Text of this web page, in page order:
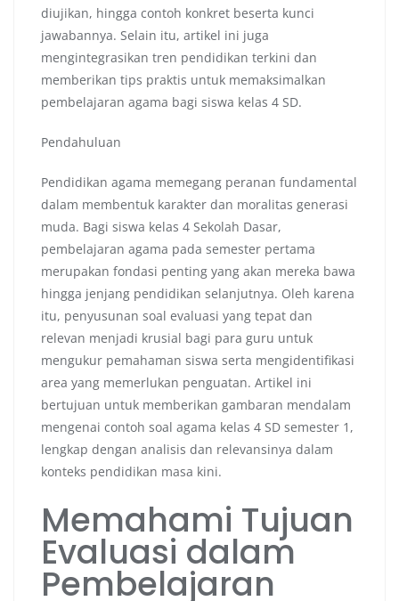
diujikan, hingga contoh konkret beserta kunci
jawabannya. Selain itu, artikel ini juga
mengintegrasikan tren pendidikan terkini dan
memberikan tips praktis untuk memaksimalkan
pembelajaran agama bagi siswa kelas 4 SD.
Pendahuluan
Pendidikan agama memegang peranan fundamental
dalam membentuk karakter dan moralitas generasi
muda. Bagi siswa kelas 4 Sekolah Dasar,
pembelajaran agama pada semester pertama
merupakan fondasi penting yang akan mereka bawa
hingga jenjang pendidikan selanjutnya. Oleh karena
itu, penyusunan soal evaluasi yang tepat dan
relevan menjadi krusial bagi para guru untuk
mengukur pemahaman siswa serta mengidentifikasi
area yang memerlukan penguatan. Artikel ini
bertujuan untuk memberikan gambaran mendalam
mengenai contoh soal agama kelas 4 SD semester 1,
lengkap dengan analisis dan relevansinya dalam
konteks pendidikan masa kini.
Memahami Tujuan
Evaluasi dalam
Pembelajaran